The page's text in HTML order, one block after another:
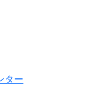
ター